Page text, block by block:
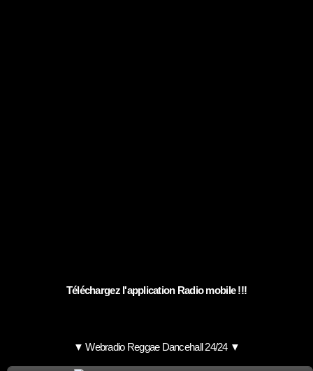
Téléchargez l'application Radio mobile !!!
▼ Webradio Reggae Dancehall 24/24 ▼